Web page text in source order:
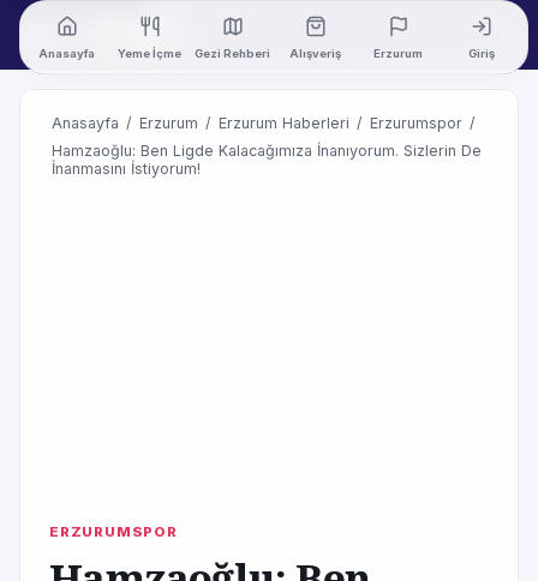
Anasayfa Yeme İçme Gezi Rehberi Alışveriş Erzurum Giriş
Anasayfa / Erzurum / Erzurum Haberleri / Erzurumspor /
Hamzaoğlu: Ben Ligde Kalacağımıza İnanıyorum. Sizlerin De
İnanmasını İstiyorum!
ERZURUMSPOR